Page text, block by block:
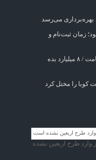
بهره‌برداری می‌رسد
زمان ثبت‌نام و
کاسبی خارج‌نشین‌ها با سهمیه اقامت / ۸ میلیارد بده
کوبا را مختل کرد
وارد طرح اربعین نشده